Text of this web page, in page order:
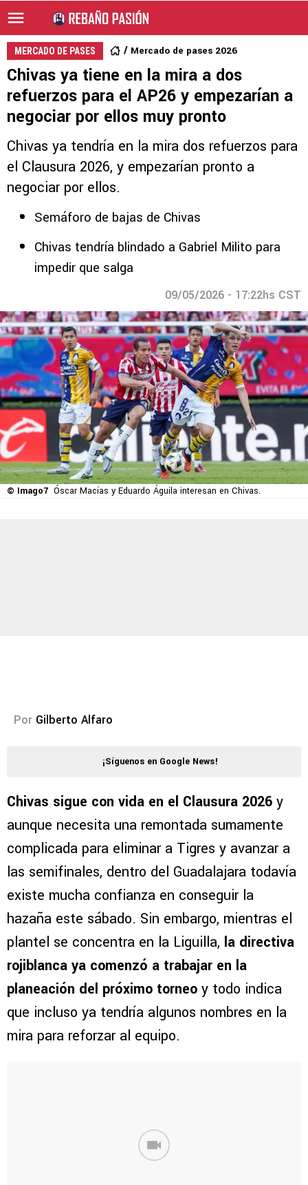
MERCADO DE PASES Mercado de pases 2026
Chivas ya tiene en la mira a dos
refuerzos para el AP26 y empezarían a
negociar por ellos muy pronto
Chivas ya tendría en la mira dos refuerzos para
el Clausura 2026, y empezarían pronto a
negociar por ellos.
Semáforo de bajas de Chivas
Chivas tendría blindado a Gabriel Milito para
impedir que salga
09/05/2026 - 17:22hs CST
© Imago7 Óscar Macías y Eduardo Águila interesan en Chivas.
Por Gilberto Alfaro
¡Síguenos en Google News!
Chivas sigue con vida en el Clausura 2026 y
aunque necesita una remontada sumamente
complicada para eliminar a Tigres y avanzar a
las semifinales, dentro del Guadalajara todavía
existe mucha confianza en conseguir la
hazaña este sábado. Sin embargo, mientras el
plantel se concentra en la Liguilla, la directiva
rojiblanca ya comenzó a trabajar en la
planeación del próximo torneo y todo indica
que incluso ya tendría algunos nombres en la
mira para reforzar al equipo.